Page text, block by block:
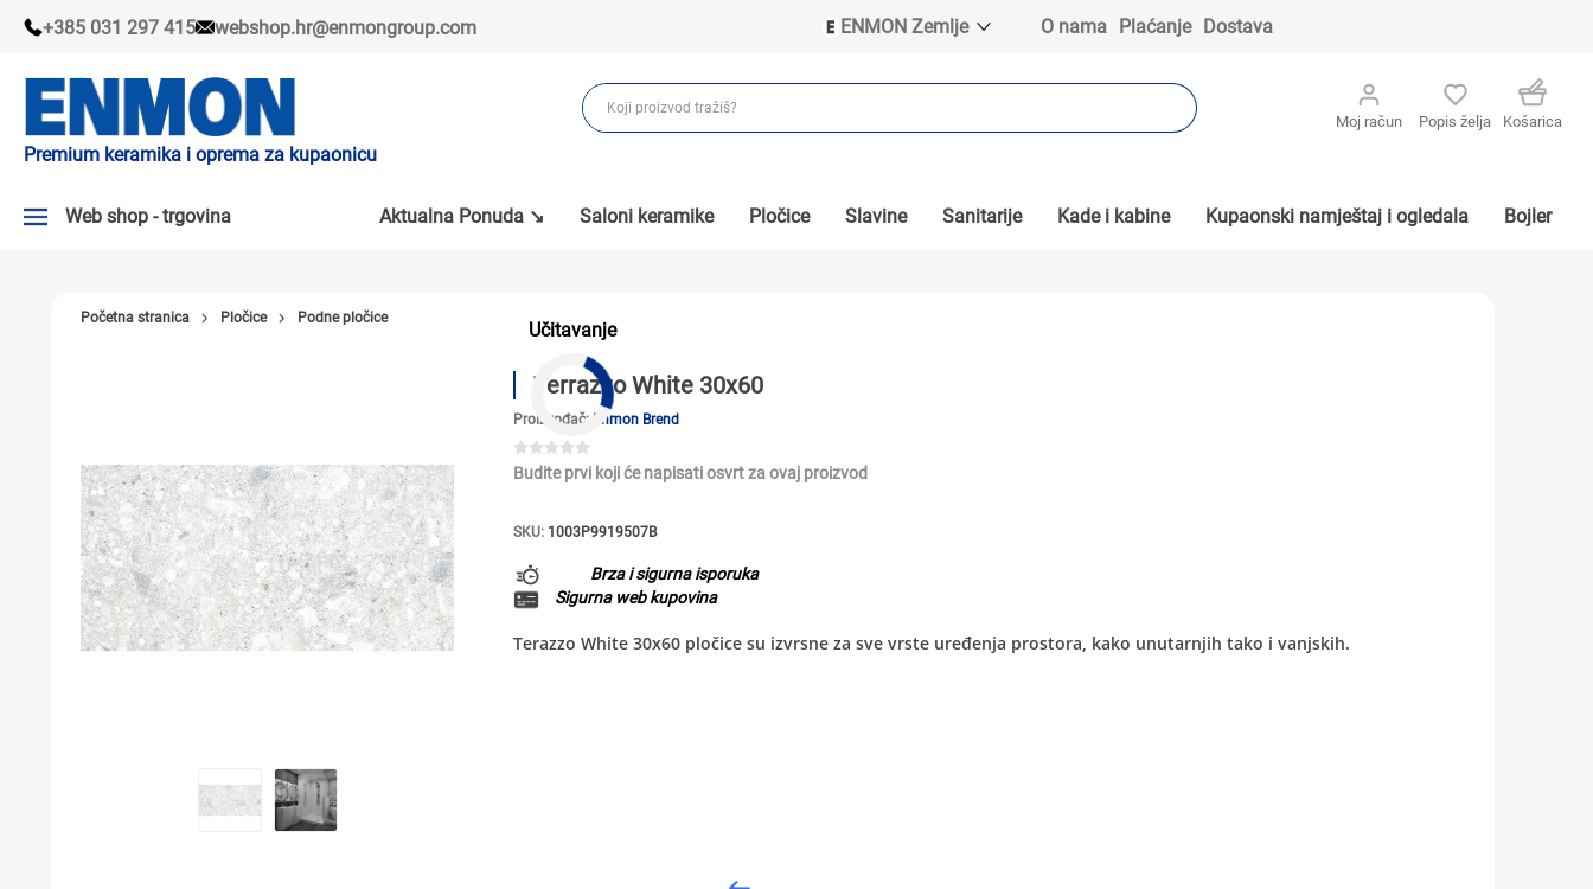
+385 031 297 415 webshop.hr@enmongroup.com
ENMON Zemlje
ENMON BIH
ENMON MKD
O nama Plaćanje Dostava
Premium keramika i oprema za kupaonicu
Moj račun Popis želja Košarica
Web shop - trgovina
SANITARIJE
TUŠEVI
BOJLER
KUPAONSKI NAMJEŠTAJ I OGLEDALA
Aktualna Ponuda ↘ Saloni keramike Pločice Slavine Sanitarije Kade i kabine Kupaonski namještaj i ogledala Bojler
Učitavanje
Početna stranica Pločice Podne pločice
Terrazzo White 30x60
Proizvođač: Enmon Brend
Budite prvi koji će napisati osvrt za ovaj proizvod
SKU: 1003P9919507B
Brza i sigurna isporuka
Sigurna web kupovina
Terazzo White 30x60 pločice su izvrsne za sve vrste uređenja prostora, kako unutarnjih tako i vanjskih.